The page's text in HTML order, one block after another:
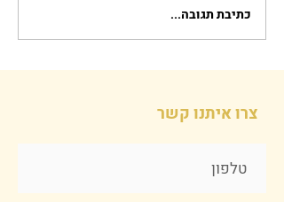
כתיבת תגובה...
צרו איתנו קשר